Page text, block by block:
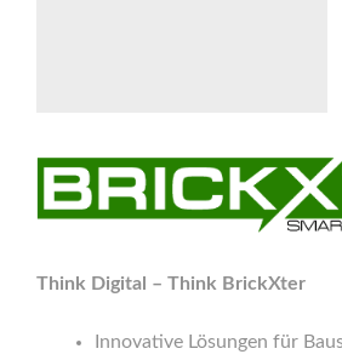
Think Digital – Think BrickXter
Innovative Lösungen für